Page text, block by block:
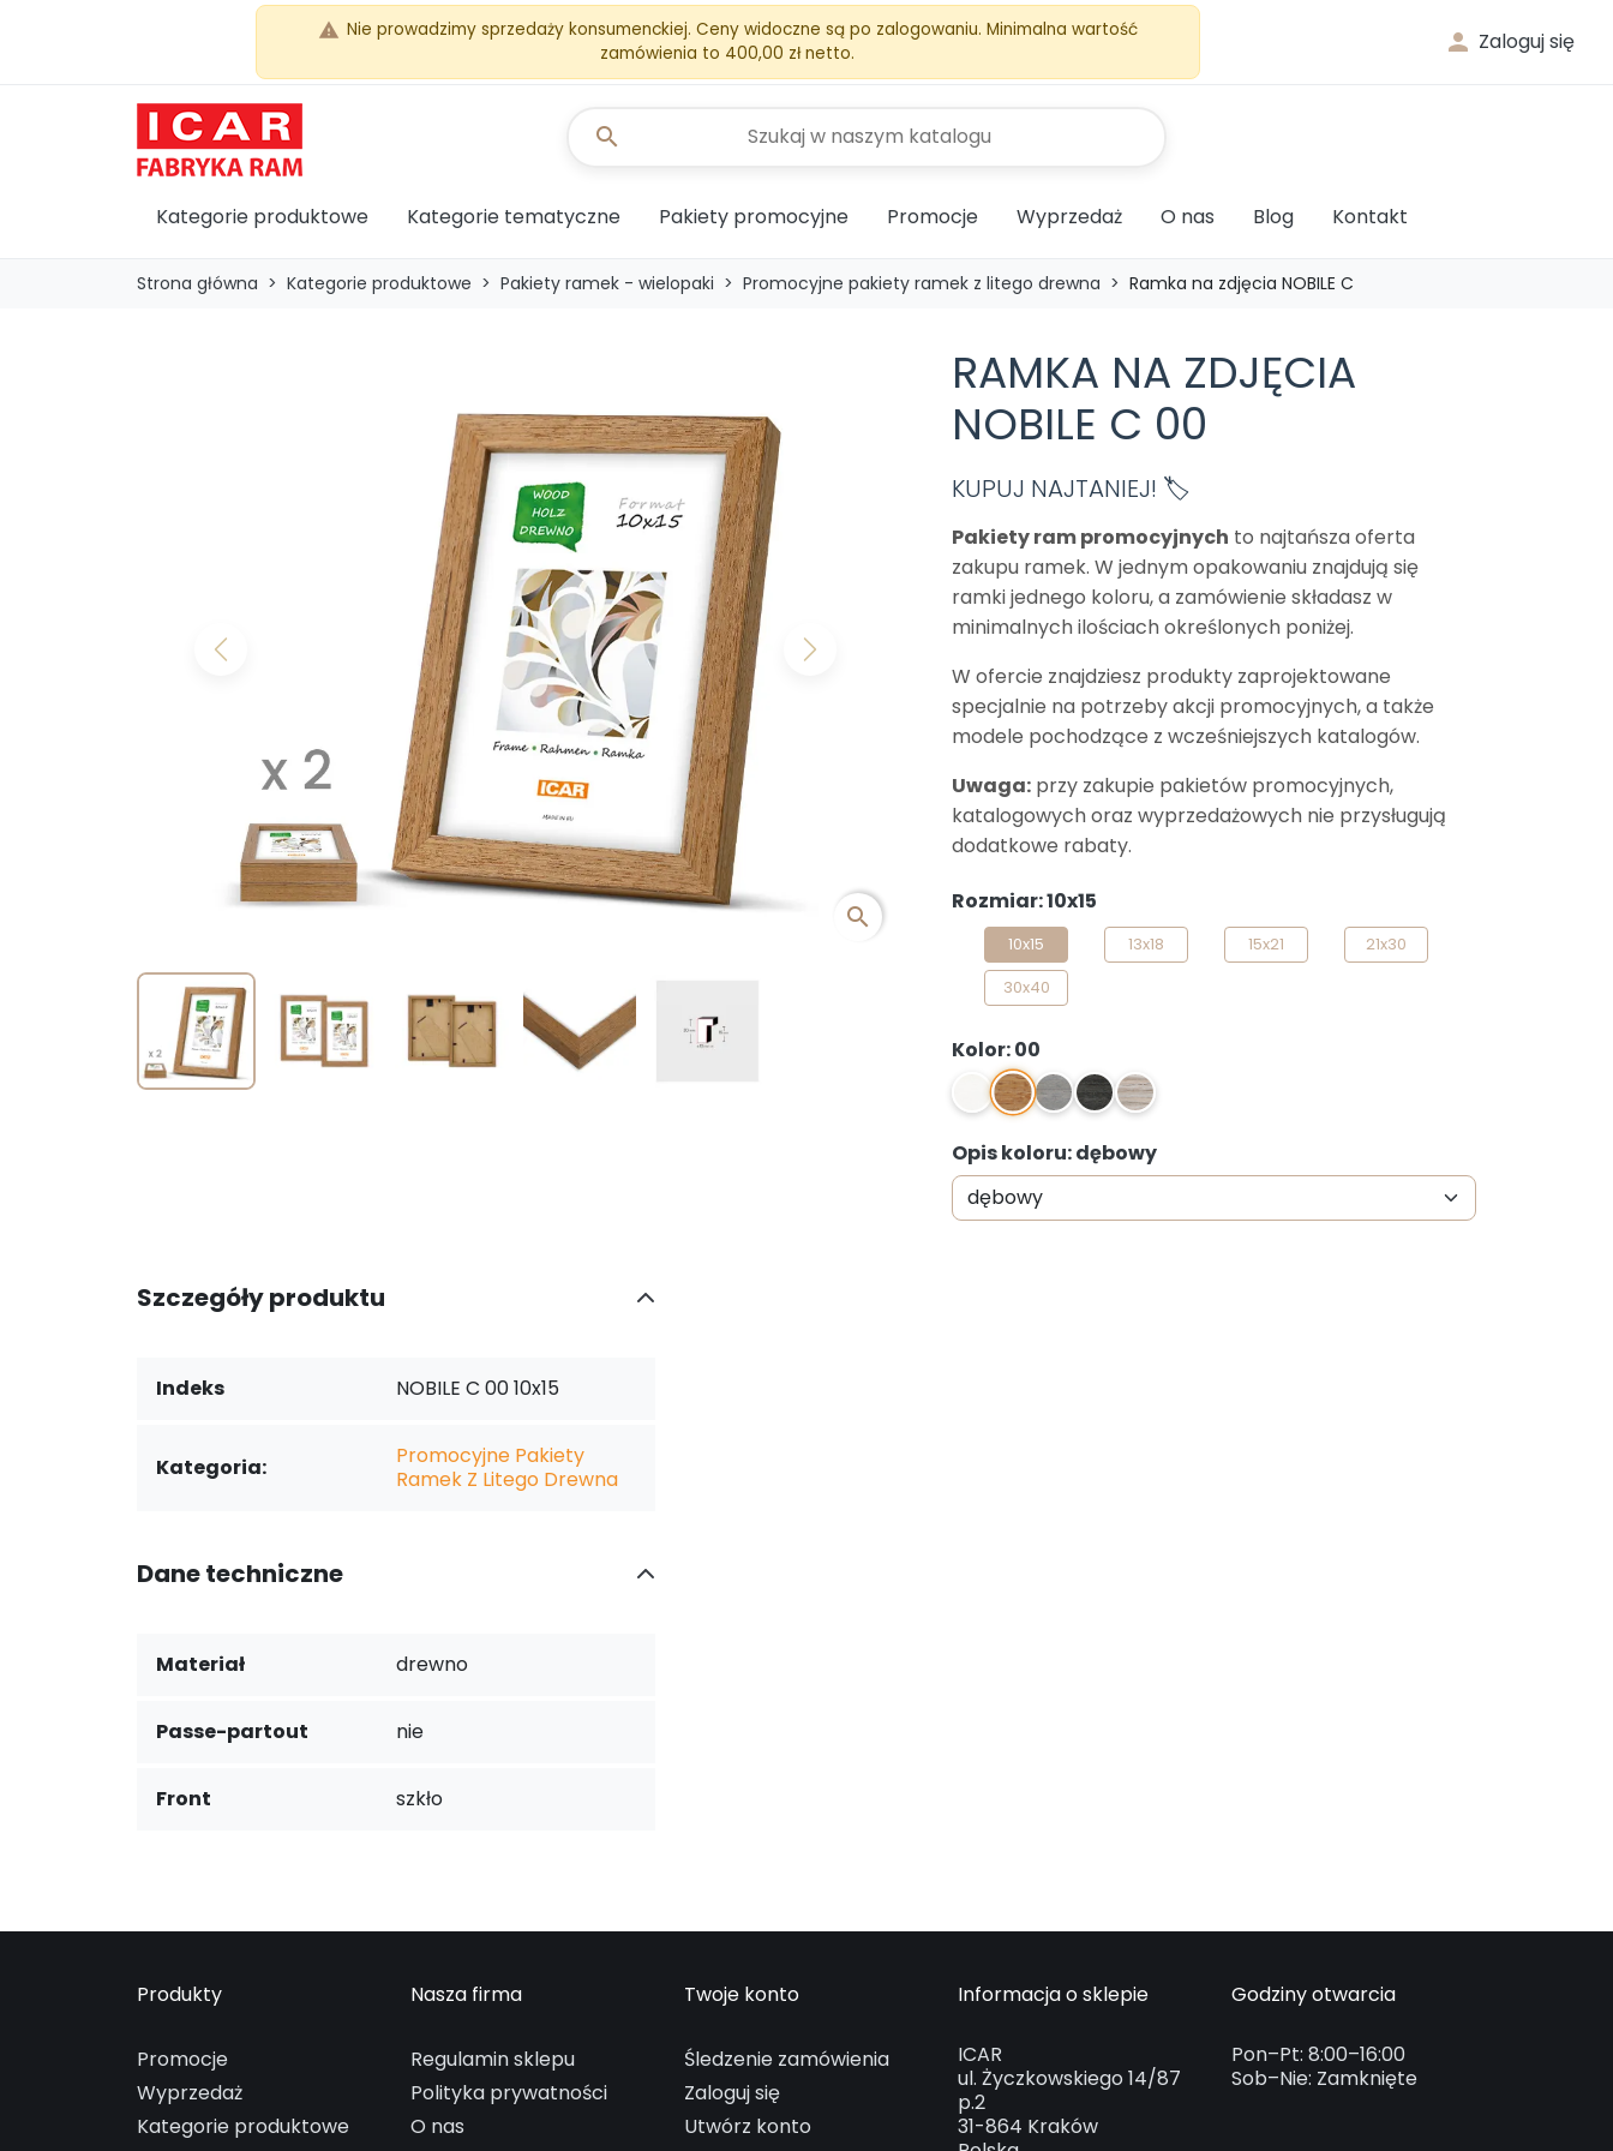
 Zaloguj się
warning Nie prowadzimy sprzedaży konsumenckiej. Ceny widoczne są po zalogowaniu. Minimalna wartość
zamówienia to 400,00 zł netto.
Kategorie produktowe Kategorie tematyczne Pakiety promocyjne Promocje Wyprzedaż O nas Blog Kontakt
search
Strona główna Kategorie produktowe Pakiety ramek - wielopaki Promocyjne pakiety ramek z litego drewna Ramka na zdjęcia NOBILE C
Previous Next
search
RAMKA NA ZDJĘCIA
NOBILE C 00
KUPUJ NAJTANIEJ! 🏷️
Pakiety ram promocyjnych to najtańsza oferta
zakupu ramek. W jednym opakowaniu znajdują się
ramki jednego koloru, a zamówienie składasz w
minimalnych ilościach określonych poniżej.
W ofercie znajdziesz produkty zaprojektowane
specjalnie na potrzeby akcji promocyjnych, a także
modele pochodzące z wcześniejszych katalogów.
Uwaga: przy zakupie pakietów promocyjnych,
katalogowych oraz wyprzedażowych nie przysługują
dodatkowe rabaty.
Rozmiar: 10x15
10x15 13x18 15x21
21x30
30x40
Kolor: 00
00 05 06 08
Opis koloru: dębowy
Szczegóły produktu
Indeks NOBILE C 00 10x15
Kategoria:
Promocyjne Pakiety
Ramek Z Litego Drewna
Dane techniczne
Materiał drewno
Passe-partout nie
Front szkło
Produkty
Promocje
Wyprzedaż
Kategorie produktowe
Nasza firma
Regulamin sklepu
Polityka prywatności
O nas
Twoje konto
Śledzenie zamówienia
Zaloguj się
Utwórz konto
Informacja o sklepie
ICAR
ul. Życzkowskiego 14/87
p.2
31-864 Kraków
Godziny otwarcia
Pon–Pt: 8:00–16:00
Sob–Nie: Zamknięte